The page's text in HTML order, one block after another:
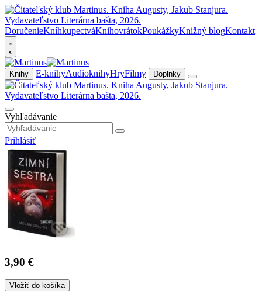
DoručenieKníhkupectváKnihovrátokPoukážkyKnižný blogKontakt
Knihy E-knihyAudioknihyHryFilmy Doplnky
Vyhľadávanie
Prihlásiť
3,90 €
Vložiť do košíka